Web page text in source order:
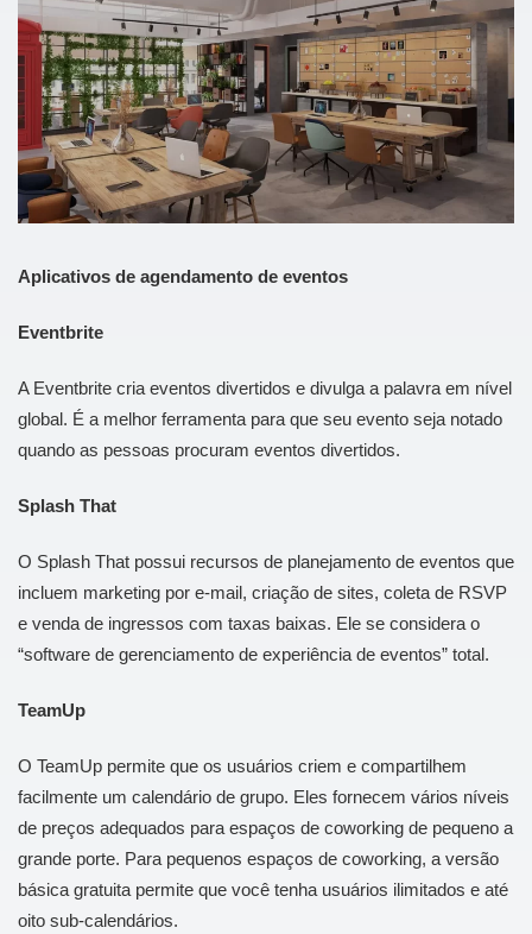
Aplicativos de agendamento de eventos
Eventbrite
A Eventbrite cria eventos divertidos e divulga a palavra em nível
global. É a melhor ferramenta para que seu evento seja notado
quando as pessoas procuram eventos divertidos.
Splash That
O Splash That possui recursos de planejamento de eventos que
incluem marketing por e-mail, criação de sites, coleta de RSVP
e venda de ingressos com taxas baixas. Ele se considera o
“software de gerenciamento de experiência de eventos” total.
TeamUp
O TeamUp permite que os usuários criem e compartilhem
facilmente um calendário de grupo. Eles fornecem vários níveis
de preços adequados para espaços de coworking de pequeno a
grande porte. Para pequenos espaços de coworking, a versão
básica gratuita permite que você tenha usuários ilimitados e até
oito sub-calendários.